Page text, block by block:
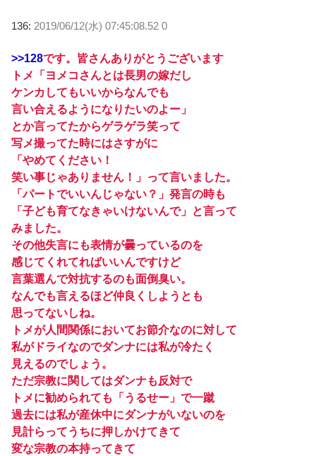
136: 2019/06/12(水) 07:45:08.52 0
>>128です。皆さんありがとうございます
トメ「ヨメコさんとは長男の嫁だし
ケンカしてもいいからなんでも
言い合えるようになりたいのよー」
とか言ってたからゲラゲラ笑って
写メ撮ってた時にはさすがに
「やめてください！
笑い事じゃありません！」って言いました。
「パートでいいんじゃない？」発言の時も
「子ども育てなきゃいけないんで」と言って
みました。
その他失言にも表情が曇っているのを
感じてくれてればいいんですけど
言葉選んで対抗するのも面倒臭い。
なんでも言えるほど仲良くしようとも
思ってないしね。
トメが人間関係においてお節介なのに対して
私がドライなのでダンナには私が冷たく
見えるのでしょう。
ただ宗教に関してはダンナも反対で
トメに勧められても「うるせー」で一蹴
過去には私が産休中にダンナがいないのを
見計らってうちに押しかけてきて
変な宗教の本持ってきて